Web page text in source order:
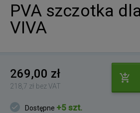
PVA szczotka
VIVA
269,00 zł
218,7 zł bez VAT
Dostępne +5 szt.